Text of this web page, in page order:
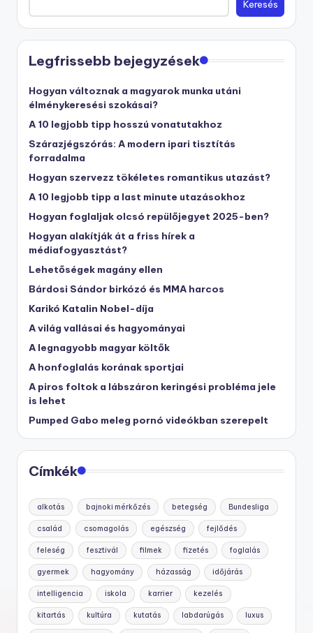
Keresés
Legfrissebb bejegyzések
Hogyan változnak a magyarok munka utáni
élménykeresési szokásai?
A 10 legjobb tipp hosszú vonatutakhoz
Szárazjégszórás: A modern ipari tisztítás
forradalma
Hogyan szervezz tökéletes romantikus utazást?
A 10 legjobb tipp a last minute utazásokhoz
Hogyan foglaljak olcsó repülőjegyet 2025-ben?
Hogyan alakítják át a friss hírek a
médiafogyasztást?
Lehetőségek magány ellen
Bárdosi Sándor birkózó és MMA harcos
Karikó Katalin Nobel-díja
A világ vallásai és hagyományai
A legnagyobb magyar költők
A honfoglalás korának sportjai
A piros foltok a lábszáron keringési probléma jele
is lehet
Pumped Gabo meleg pornó videókban szerepelt
Címkék
alkotás bajnoki mérkőzés betegség Bundesliga
család csomagolás egészség fejlődés
feleség fesztivál filmek fizetés foglalás
gyermek hagyomány házasság időjárás
intelligencia iskola karrier kezelés
kitartás kultúra kutatás labdarúgás luxus